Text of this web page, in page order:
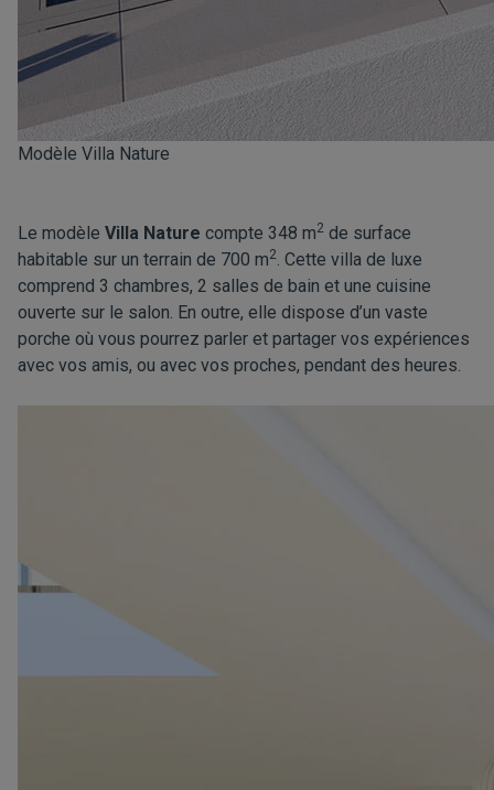
Modèle Villa Nature
Le modèle Villa Nature compte 348 m2 de surface
habitable sur un terrain de 700 m2. Cette villa de luxe
comprend 3 chambres, 2 salles de bain et une cuisine
ouverte sur le salon. En outre, elle dispose d’un vaste
porche où vous pourrez parler et partager vos expériences
avec vos amis, ou avec vos proches, pendant des heures.